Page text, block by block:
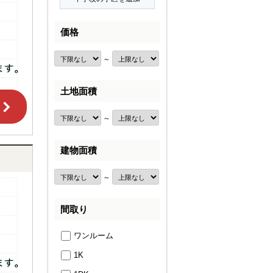
価格
～
土地面積
～
建物面積
～
間取り
ワンルーム
1K